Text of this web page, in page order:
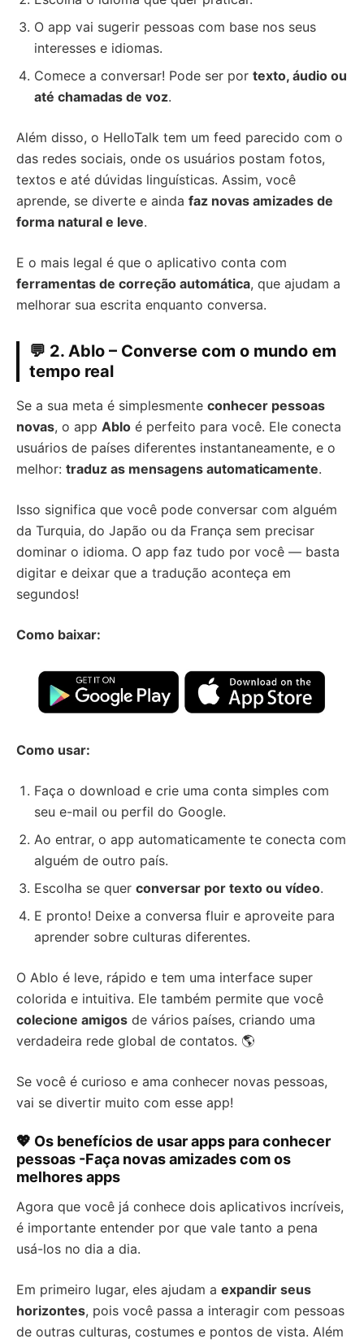
O app vai sugerir pessoas com base nos seus
interesses e idiomas.
Comece a conversar! Pode ser por texto, áudio ou
até chamadas de voz.
Além disso, o HelloTalk tem um feed parecido com o
das redes sociais, onde os usuários postam fotos,
textos e até dúvidas linguísticas. Assim, você
aprende, se diverte e ainda faz novas amizades de
forma natural e leve.
E o mais legal é que o aplicativo conta com
ferramentas de correção automática, que ajudam a
melhorar sua escrita enquanto conversa.
💬 2. Ablo – Converse com o mundo em
tempo real
Se a sua meta é simplesmente conhecer pessoas
novas, o app Ablo é perfeito para você. Ele conecta
usuários de países diferentes instantaneamente, e o
melhor: traduz as mensagens automaticamente.
Isso significa que você pode conversar com alguém
da Turquia, do Japão ou da França sem precisar
dominar o idioma. O app faz tudo por você — basta
digitar e deixar que a tradução aconteça em
segundos!
Como baixar:
Como usar:
Faça o download e crie uma conta simples com
seu e-mail ou perfil do Google.
Ao entrar, o app automaticamente te conecta com
alguém de outro país.
Escolha se quer conversar por texto ou vídeo.
E pronto! Deixe a conversa fluir e aproveite para
aprender sobre culturas diferentes.
O Ablo é leve, rápido e tem uma interface super
colorida e intuitiva. Ele também permite que você
colecione amigos de vários países, criando uma
verdadeira rede global de contatos. 🌎
Se você é curioso e ama conhecer novas pessoas,
vai se divertir muito com esse app!
💖 Os benefícios de usar apps para conhecer
pessoas -Faça novas amizades com os
melhores apps
Agora que você já conhece dois aplicativos incríveis,
é importante entender por que vale tanto a pena
usá-los no dia a dia.
Em primeiro lugar, eles ajudam a expandir seus
horizontes, pois você passa a interagir com pessoas
de outras culturas, costumes e pontos de vista. Além